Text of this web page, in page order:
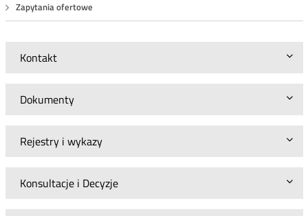
Zapytania ofertowe
Kontakt
Dokumenty
Rejestry i wykazy
Konsultacje i Decyzje